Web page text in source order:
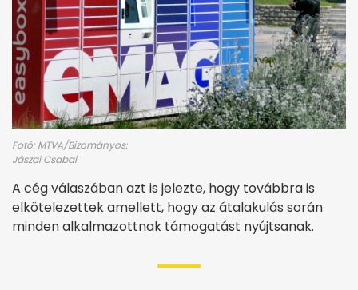
Fotó: MTVA/Bizományos:
Jászai Csabai
A cég válaszában azt is jelezte, hogy továbbra is
elkötelezettek amellett, hogy az átalakulás során
minden alkalmazottnak támogatást nyújtsanak.